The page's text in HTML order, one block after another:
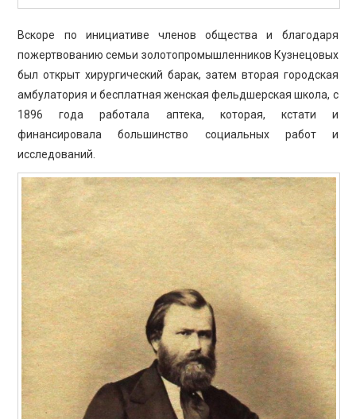
Вскоре по инициативе членов общества и благодаря
пожертвованию семьи золотопромышленников Кузнецовых
был открыт хирургический барак, затем вторая городская
амбулатория и бесплатная женская фельдшерская школа, с
1896 года работала аптека, которая, кстати и
финансировала большинство социальных работ и
исследований.